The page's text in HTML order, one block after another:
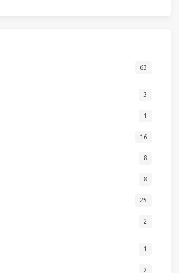
63
3
1
16
8
8
25
2
1
2